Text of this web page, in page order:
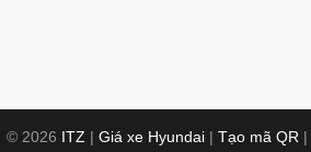
© 2026 ITZ | Giá xe Hyundai | Tạo mã QR |